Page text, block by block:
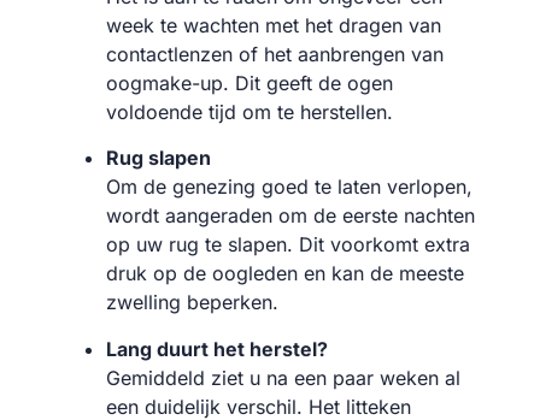
week te wachten met het dragen van
contactlenzen of het aanbrengen van
oogmake-up. Dit geeft de ogen
voldoende tijd om te herstellen.
Rug slapen
Om de genezing goed te laten verlopen,
wordt aangeraden om de eerste nachten
op uw rug te slapen. Dit voorkomt extra
druk op de oogleden en kan de meeste
zwelling beperken.
Lang duurt het herstel?
Gemiddeld ziet u na een paar weken al
een duidelijk verschil. Het litteken